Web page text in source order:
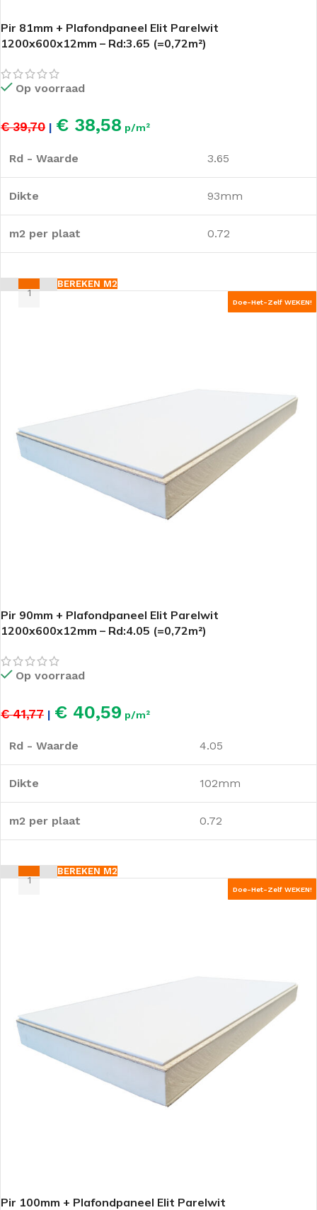
Pir 81mm + Plafondpaneel Elit Parelwit
1200x600x12mm – Rd:3.65 (=0,72m²)
Op voorraad
€ 39,70 | € 38,58 p/m²
Rd - Waarde 3.65
Dikte 93mm
m2 per plaat 0.72
BEREKEN M2
Doe-Het-Zelf WEKEN!
Pir 90mm + Plafondpaneel Elit Parelwit
1200x600x12mm – Rd:4.05 (=0,72m²)
Op voorraad
€ 41,77 | € 40,59 p/m²
Rd - Waarde 4.05
Dikte 102mm
m2 per plaat 0.72
BEREKEN M2
Doe-Het-Zelf WEKEN!
Pir 100mm + Plafondpaneel Elit Parelwit